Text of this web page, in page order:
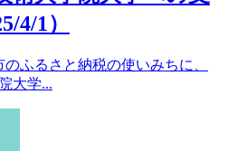
4/1）
ふるさと納税の使いみちに、
大学...